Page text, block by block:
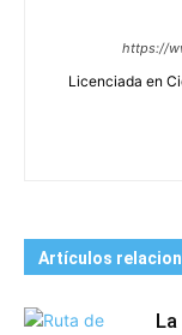
https://
Licenciada en
Artículos